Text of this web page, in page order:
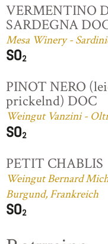
VERMENTINO
SARDEGNA
Mesa Winery -
PINOT NERO
prickelnd) DOC
Weingut Vanzini -
PETIT CHABLIS
Weingut Bernard
Burgund, Frankreich